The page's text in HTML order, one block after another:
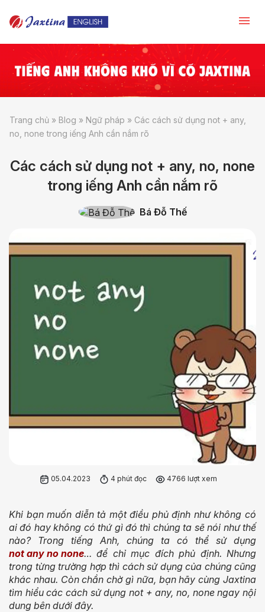
Trang chủ » Blog » Ngữ pháp » Các cách sử dụng not + any,
no, none trong iếng Anh cần nắm rõ
Các cách sử dụng not + any, no, none
trong iếng Anh cần nắm rõ
Bá Đỗ Thế
05.04.2023 4 phút đọc 4766 lượt xem
Khi bạn muốn diễn tả một điều phủ định như không có
ai đó hay không có thứ gì đó thì chúng ta sẽ nói như thế
nào? Trong tiếng Anh, chúng ta có thể sử dụng
not any no none… để chỉ mục đích phủ định. Nhưng
trong từng trường hợp thì cách sử dụng của chúng cũng
khác nhau. Còn chần chờ gì nữa, bạn hãy cùng Jaxtina
tìm hiểu các cách sử dụng not + any, no, none ngay nội
dung bên dưới đây.